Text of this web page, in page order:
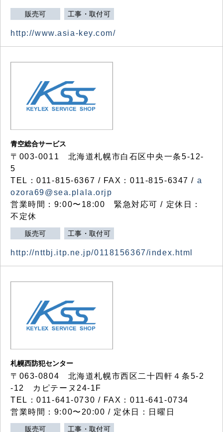
販売可 工事・取付可
http://www.asia-key.com/
青空総合サービス
〒003-0011 北海道札幌市白石区中央一条5-12-
5
TEL：011-815-6367 / FAX：011-815-6347 / a
ozora69@sea.plala.orjp
営業時間：9:00〜18:00 緊急対応可 / 定休日：
不定休
販売可 工事・取付可
http://nttbj.itp.ne.jp/0118156367/index.html
札幌西防犯センター
〒063-0804 北海道札幌市西区二十四軒４条5-2
-12 カピテーヌ24-1F
TEL：011-641-0730 / FAX：011-641-0734
営業時間：9:00〜20:00 / 定休日：日曜日
販売可 工事・取付可